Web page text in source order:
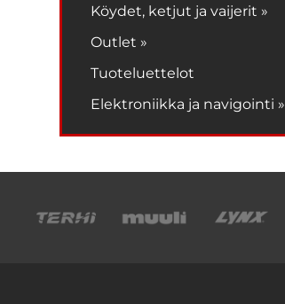
Köydet, ketjut ja vaijerit »
Outlet »
Tuoteluettelot
Elektroniikka ja navigointi »